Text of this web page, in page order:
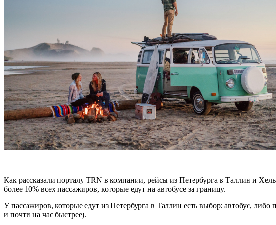
Как рассказали порталу TRN в компании, рейсы из Петербурга в Таллин и
более 10% всех пассажиров, которые едут на автобусе за границу.
У пассажиров, которые едут из Петербурга в Таллин есть выбор: автобус, либо
и почти на час быстрее).